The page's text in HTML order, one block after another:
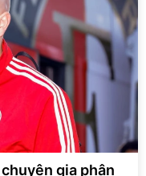
gia phân